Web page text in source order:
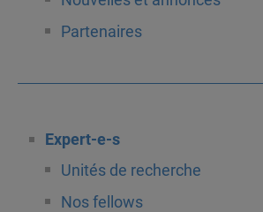
Partenaires
Expert-e-s
Unités de recherche
Nos fellows